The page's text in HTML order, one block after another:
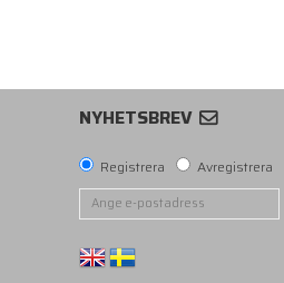
NYHETSBREV
Registrera
Avregistrera